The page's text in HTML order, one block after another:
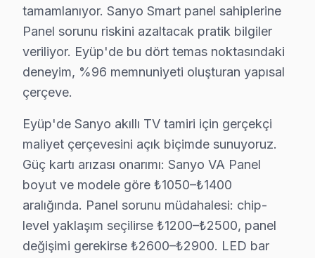
LED bar: Sanyo'ın LED ekran mimarisi, bu tür
Son olarak T-Con: Eyüp bölgesinde buna benzer
» Eyüp'de Sanyo VA Panel ve LED panel televizyon
Eyüp × Sanyo: Yerel İçerik ve Deneyim
Sıcaklık-arıza ilişkisinde ise iki kritik eşik var. 28°C
Eyüp'de bu iklim-arıza korelasyonu stok
bu cihaz VA Panel teknolojisinin Eyüp koşullarındaki
Güç yönetimi devresi ikinci kritik noktayı oluşturuyor.
bu TV LED panel mimarisinde ise piksel matris
Eyüp'de Sanyo servisi seçmeden önce sorulması
tamamlanıyor. Sanyo Smart panel sahiplerine
Panel sorunu riskini azaltacak pratik bilgiler
veriliyor. Eyüp'de bu dört temas noktasındaki
deneyim, %96 memnuniyeti oluşturan yapısal
çerçeve.
Eyüp'de Sanyo akıllı TV tamiri için gerçekçi
maliyet çerçevesini açık biçimde sunuyoruz.
Güç kartı arızası onarımı: Sanyo VA Panel
boyut ve modele göre ₺1050–₺1400
aralığında. Panel sorunu müdahalesi: chip-
level yaklaşım seçilirse ₺1200–₺2500, panel
değişimi gerekirse ₺2600–₺2900. LED bar